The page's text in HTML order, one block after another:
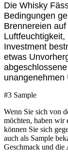
Die Whisky
Bedingungen
Brennereien
Investment
etwas
unangenehmen
#3 Sample
Wenn Sie sich von
möchten, haben wir
können Sie sich
auch als Sample
Geschmack und die